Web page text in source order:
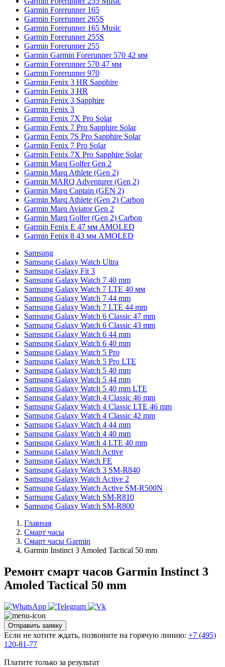
Garmin Forerunner 165
Garmin Forerunner 265S
Garmin Forerunner 165 Music
Garmin Forerunner 255S
Garmin Forerunner 255
Garmin Garmin Forerunner 570 42 мм
Garmin Forerunner 570 47 мм
Garmin Forerunner 970
Garmin Fenix 3 HR Sapphire
Garmin Fenix 3 HR
Garmin Fenix 3 Sapphire
Garmin Fenix 3
Garmin Fenix 7X Pro Solar
Garmin Fenix 7 Pro Sapphire Solar
Garmin Fenix 7S Pro Sapphire Solar
Garmin Fenix 7 Pro Solar
Garmin Fenix 7X Pro Sapphire Solar
Garmin Marq Golfer Gen 2
Garmin Marq Athlete (Gen 2)
Garmin MARQ Adventurer (Gen 2)
Garmin Marq Captain (GEN 2)
Garmin Marq Athlete (Gen 2) Carbon
Garmin Marq Aviator Gen 2
Garmin Marq Golfer (Gen 2) Carbon
Garmin Fenix E 47 мм AMOLED
Garmin Fenix 8 43 мм AMOLED
Samsung
Samsung Galaxy Watch Ultra
Samsung Galaxy Fit 3
Samsung Galaxy Watch 7 40 mm
Samsung Galaxy Watch 7 LTE 40 мм
Samsung Galaxy Watch 7 44 mm
Samsung Galaxy Watch 7 LTE 44 mm
Samsung Galaxy Watch 6 Classic 47 mm
Samsung Galaxy Watch 6 Classic 43 mm
Samsung Galaxy Watch 6 44 mm
Samsung Galaxy Watch 6 40 mm
Samsung Galaxy Watch 5 Pro
Samsung Galaxy Watch 5 Pro LTE
Samsung Galaxy Watch 5 40 mm
Samsung Galaxy Watch 5 44 mm
Samsung Galaxy Watch 5 40 mm LTE
Samsung Galaxy Watch 4 Classic 46 mm
Samsung Galaxy Watch 4 Classic LTE 46 mm
Samsung Galaxy Watch 4 Classic 42 mm
Samsung Galaxy Watch 4 44 mm
Samsung Galaxy Watch 4 40 mm
Samsung Galaxy Watch 4 LTE 40 mm
Samsung Galaxy Watch Active
Samsung Galaxy Watch FE
Samsung Galaxy Watch 3 SM-R840
Samsung Galaxy Watch Active 2
Samsung Galaxy Watch Active SM-R500N
Samsung Galaxy Watch SM-R810
Samsung Galaxy Watch SM-R800
Главная
Смарт часы
Смарт часы Garmin
Garmin Instinct 3 Amoled Tactical 50 mm
Ремонт смарт часов Garmin Instinct 3
Amoled Tactical 50 mm
Отправить заявку
Если не хотите ждать, позвоните на горячую линию: +7 (495)
120-81-77
Платите только за результат